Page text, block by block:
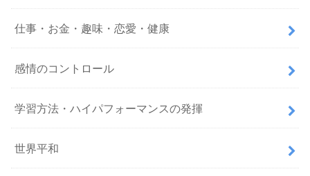
仕事・お金・趣味・恋愛・健康
感情のコントロール
学習方法・ハイパフォーマンスの発揮
世界平和